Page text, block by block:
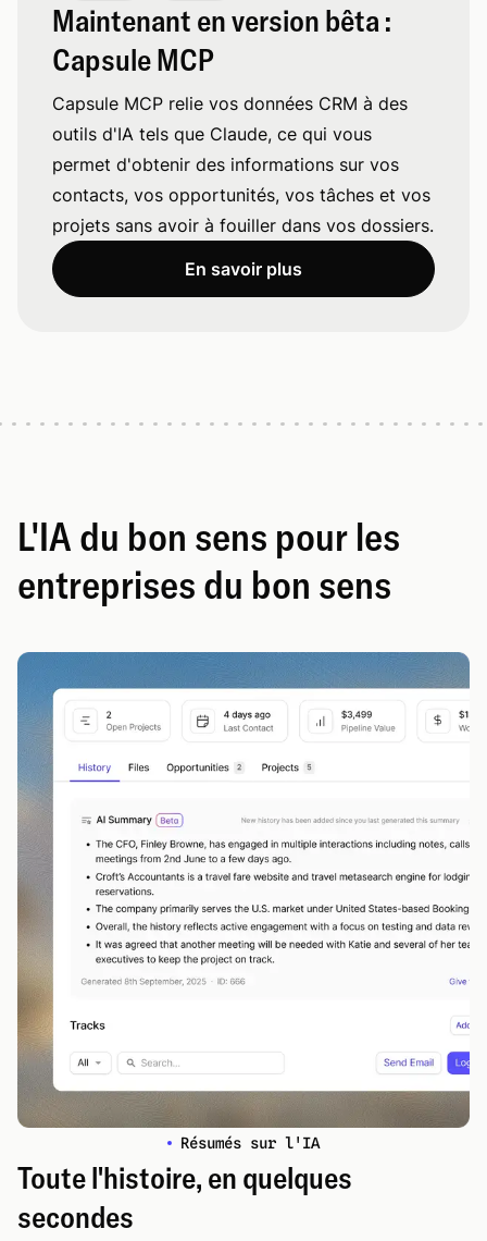
Maintenant en version bêta :
Capsule MCP
Capsule MCP relie vos données CRM à des
outils d'IA tels que Claude, ce qui vous
permet d'obtenir des informations sur vos
contacts, vos opportunités, vos tâches et vos
projets sans avoir à fouiller dans vos dossiers.
En savoir plus
L'IA du bon sens pour les
entreprises du bon sens
Résumés sur l'IA
Toute l'histoire, en quelques
secondes